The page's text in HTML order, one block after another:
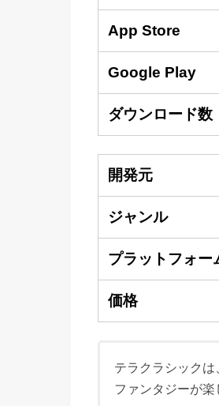
App Store
Google Play
ダウンロード数
開発元
ジャンル
プラットフォー
価格
テラクラシック
ファンタジーが楽